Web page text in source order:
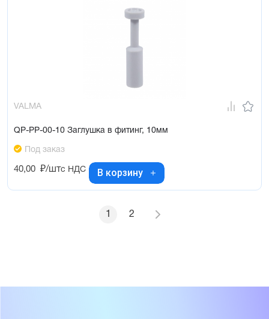
VALMA
QP-PP-00-10 Заглушка в фитинг, 10мм
Под заказ
40,00 ₽/штс НДС В корзину
1 2